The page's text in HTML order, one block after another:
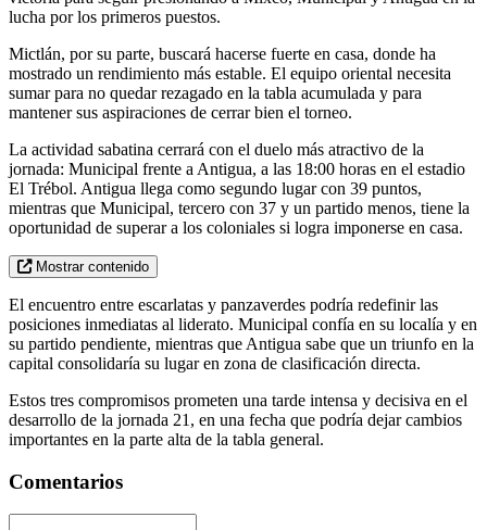
lucha por los primeros puestos.
Mictlán, por su parte, buscará hacerse fuerte en casa, donde ha
mostrado un rendimiento más estable. El equipo oriental necesita
sumar para no quedar rezagado en la tabla acumulada y para
mantener sus aspiraciones de cerrar bien el torneo.
La actividad sabatina cerrará con el duelo más atractivo de la
jornada: Municipal frente a Antigua, a las 18:00 horas en el estadio
El Trébol. Antigua llega como segundo lugar con 39 puntos,
mientras que Municipal, tercero con 37 y un partido menos, tiene la
oportunidad de superar a los coloniales si logra imponerse en casa.
Mostrar contenido
El encuentro entre escarlatas y panzaverdes podría redefinir las
posiciones inmediatas al liderato. Municipal confía en su localía y en
su partido pendiente, mientras que Antigua sabe que un triunfo en la
capital consolidaría su lugar en zona de clasificación directa.
Estos tres compromisos prometen una tarde intensa y decisiva en el
desarrollo de la jornada 21, en una fecha que podría dejar cambios
importantes en la parte alta de la tabla general.
Comentarios